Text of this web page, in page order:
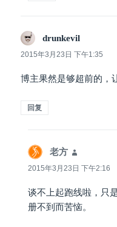
drunkevil
道：
2015年3月23日 下午1:35
博主果然是够超前的，
回复
老方
道：
2015年3月23日 下午2:16
谈不上起跑线啦，只
册不到而苦恼。